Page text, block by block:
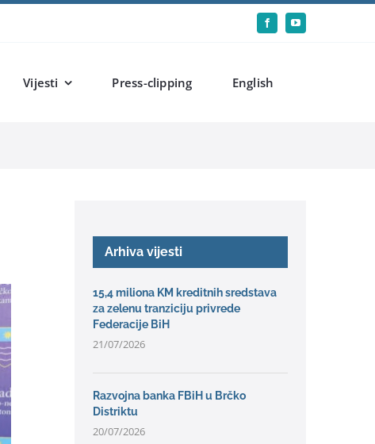
Vijesti Press-clipping English
Arhiva vijesti
15,4 miliona KM kreditnih sredstava
za zelenu tranziciju privrede
Federacije BiH
21/07/2026
Razvojna banka FBiH u Brčko
Distriktu
20/07/2026